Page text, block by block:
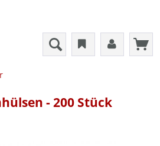
- 200 Stück